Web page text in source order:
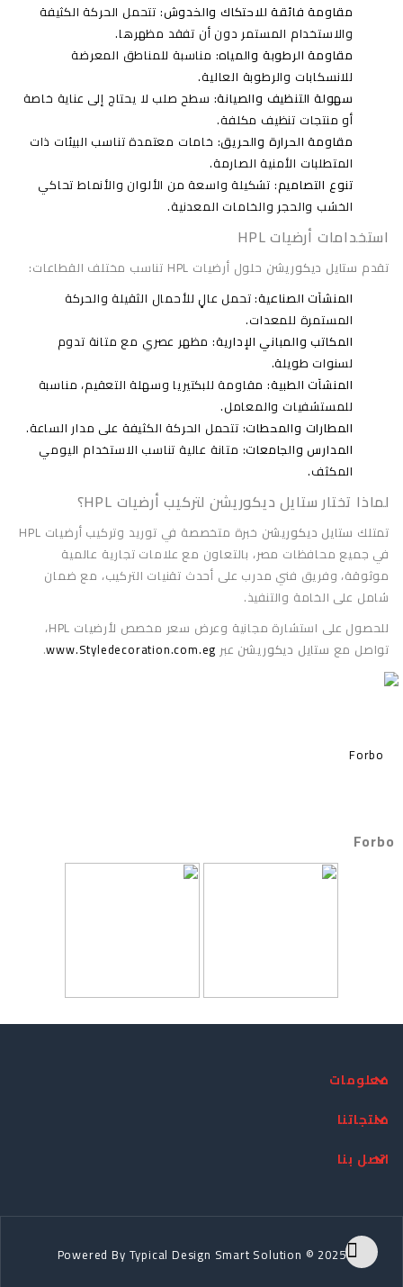
مقاومة فائقة للاحتكاك والخدوش: تتحمل الحركة الكثيفة
والاستخدام المستمر دون أن تفقد مظهرها.
مقاومة الرطوبة والمياه: مناسبة للمناطق المعرضة
للانسكابات والرطوبة العالية.
سهولة التنظيف والصيانة: سطح صلب لا يحتاج إلى عناية خاصة
أو منتجات تنظيف مكلفة.
مقاومة الحرارة والحريق: خامات معتمدة تناسب البيئات ذات
المتطلبات الأمنية الصارمة.
تنوع التصاميم: تشكيلة واسعة من الألوان والأنماط تحاكي
الخشب والحجر والخامات المعدنية.
استخدامات أرضيات HPL
تقدم ستايل ديكوريشن حلول أرضيات HPL تناسب مختلف القطاعات:
المنشآت الصناعية: تحمل عالٍ للأحمال الثقيلة والحركة
المستمرة للمعدات.
المكاتب والمباني الإدارية: مظهر عصري مع متانة تدوم
لسنوات طويلة.
المنشآت الطبية: مقاومة للبكتيريا وسهلة التعقيم، مناسبة
للمستشفيات والمعامل.
المطارات والمحطات: تتحمل الحركة الكثيفة على مدار الساعة.
المدارس والجامعات: متانة عالية تناسب الاستخدام اليومي
المكثف.
لماذا تختار ستايل ديكوريشن لتركيب أرضيات HPL؟
تمتلك ستايل ديكوريشن
خبرة متخصصة في توريد وتركيب أرضيات HPL
في جميع محافظات مصر، بالتعاون مع علامات تجارية عالمية
موثوقة، وفريق فني مدرب على أحدث تقنيات التركيب، مع ضمان
شامل على الخامة والتنفيذ.
للحصول على استشارة مجانية وعرض سعر مخصص لأرضيات HPL،
تواصل مع ستايل ديكوريشن عبر www.Styledecoration.com.eg
.
Forbo
معلومات
منتجاتنا
اتصل بنا
Powered By Typical Design Smart Solution © 2025